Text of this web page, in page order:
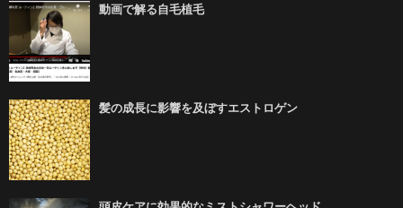
動画で解る自毛植毛
髪の成長に影響を及ぼすエストロゲン